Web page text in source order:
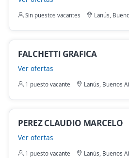
Sin puestos vacantes Lanús,
FALCHETTI GRAFICA
Ver ofertas
1 puesto vacante Lanús, Buenos
PEREZ CLAUDIO MARCELO
Ver ofertas
1 puesto vacante Lanús, Buenos